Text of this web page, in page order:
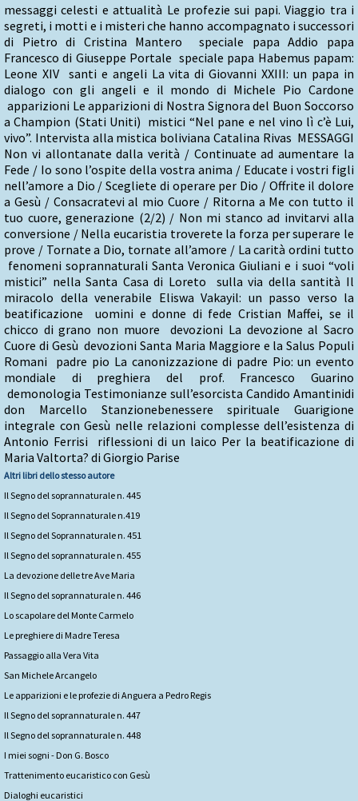
messaggi celesti e attualità Le profezie sui papi. Viaggio tra i
segreti, i motti e i misteri che hanno accompagnato i successori
di Pietro di Cristina Mantero speciale papa Addio papa
Francesco di Giuseppe Portale speciale papa Habemus papam:
Leone XIV santi e angeli La vita di Giovanni XXIII: un papa in
dialogo con gli angeli e il mondo di Michele Pio Cardone
apparizioni Le apparizioni di Nostra Signora del Buon Soccorso
a Champion (Stati Uniti) mistici “Nel pane e nel vino lì c’è Lui,
vivo”. Intervista alla mistica boliviana Catalina Rivas MESSAGGI
Non vi allontanate dalla verità / Continuate ad aumentare la
Fede / Io sono l’ospite della vostra anima / Educate i vostri figli
nell’amore a Dio / Scegliete di operare per Dio / Offrite il dolore
a Gesù / Consacratevi al mio Cuore / Ritorna a Me con tutto il
tuo cuore, generazione (2/2) / Non mi stanco ad invitarvi alla
conversione / Nella eucaristia troverete la forza per superare le
prove / Tornate a Dio, tornate all’amore / La carità ordini tutto
fenomeni soprannaturali Santa Veronica Giuliani e i suoi “voli
mistici” nella Santa Casa di Loreto sulla via della santità Il
miracolo della venerabile Eliswa Vakayil: un passo verso la
beatificazione uomini e donne di fede Cristian Maffei, se il
chicco di grano non muore devozioni La devozione al Sacro
Cuore di Gesù devozioni Santa Maria Maggiore e la Salus Populi
Romani padre pio La canonizzazione di padre Pio: un evento
mondiale di preghiera del prof. Francesco Guarino
demonologia Testimonianze sull’esorcista Candido Amantinidi
don Marcello Stanzionebenessere spirituale Guarigione
integrale con Gesù nelle relazioni complesse dell’esistenza di
Antonio Ferrisi riflessioni di un laico Per la beatificazione di
Maria Valtorta? di Giorgio Parise
Altri libri dello stesso autore
Il Segno del soprannaturale n. 445
Il Segno del Soprannaturale n.419
Il Segno del Soprannaturale n. 451
Il Segno del soprannaturale n. 455
La devozione delle tre Ave Maria
Il Segno del soprannaturale n. 446
Lo scapolare del Monte Carmelo
Le preghiere di Madre Teresa
Passaggio alla Vera Vita
San Michele Arcangelo
Le apparizioni e le profezie di Anguera a Pedro Regis
Il Segno del soprannaturale n. 447
Il Segno del soprannaturale n. 448
I miei sogni - Don G. Bosco
Trattenimento eucaristico con Gesù
Dialoghi eucaristici